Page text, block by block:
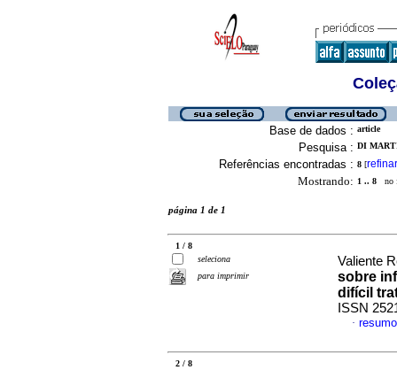
Base de dados : article
Pesquisa : DI
Referências encontradas : 8 [refinar
Mostrando: 1 .. 8 no
página 1 de 1
1 / 8
seleciona
para imprimir
Valiente
sobre
difícil
ISSN
·
2 / 8